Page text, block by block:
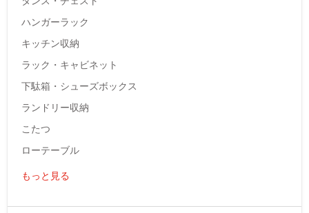
ハンガーラック
キッチン収納
ラック・キャビネット
下駄箱・シューズボックス
ランドリー収納
こたつ
ローテーブル
もっと見る